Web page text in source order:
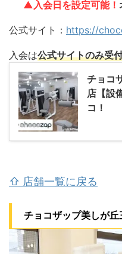
▲入会日を設定可能！
公式サイト： https://
入会は公式サイトのみ受
チョコ
店【設
コ！
⇧ 店舗一覧に戻る
チョコザップ美しが丘